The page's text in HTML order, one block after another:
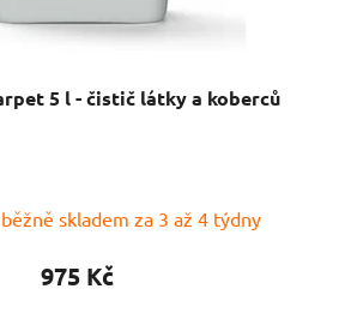
5 l - čistič látky a koberců
skladem za 3 až 4 týdny
975 Kč